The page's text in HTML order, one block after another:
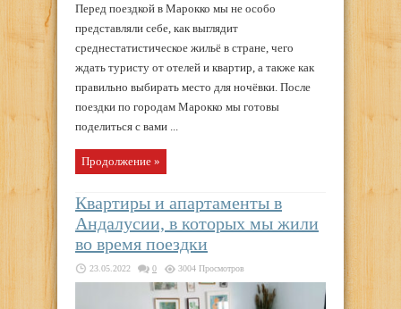
Перед поездкой в Марокко мы не особо
представляли себе, как выглядит
среднестатистическое жильё в стране, чего
ждать туристу от отелей и квартир, а также как
правильно выбирать место для ночёвки. После
поездки по городам Марокко мы готовы
поделиться с вами ...
Продолжение »
Квартиры и апартаменты в
Андалусии, в которых мы жили
во время поездки
23.05.2022 0 3004 Просмотров